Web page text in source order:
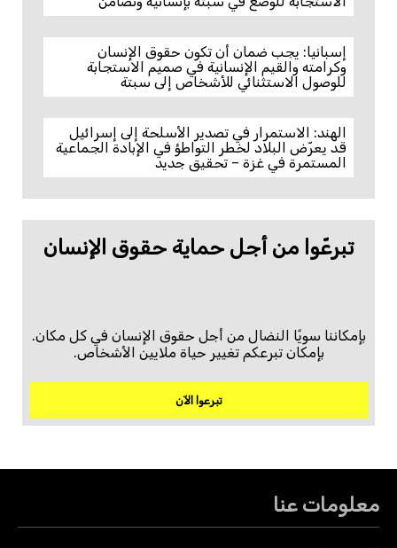
إسبانيا: يجب ضمان أن تكون حقوق الإنسان
وكرامته والقيم الإنسانية في صميم الاستجابة
للوصول الاستثنائي للأشخاص إلى سبتة
الهند: الاستمرار في تصدير الأسلحة إلى إسرائيل
قد يعرّض البلاد لخطر التواطؤ في الإبادة الجماعية
المستمرة في غزة – تحقيق جديد
تبرعّوا من أجل حماية حقوق الإنسان
بإمكاننا سويًا النضال من أجل حقوق الإنسان في كل مكان.
بإمكان تبرعكم تغيير حياة ملايين الأشخاص.
تبرعوا الآن
معلومات عنا